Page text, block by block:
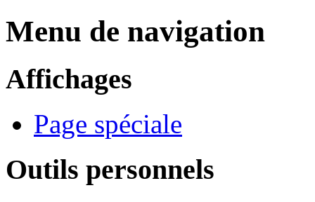
Menu de navigation
Affichages
Page spéciale
Outils personnels